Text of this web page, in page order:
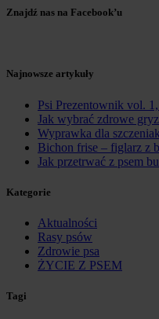
Znajdź nas na Facebook’u
Najnowsze artykuły
Psi Prezentownik vol.
Jak wybrać zdrowe
Wyprawka dla
Bichon frise – figlarz z
Jak przetrwać z psem
Kategorie
Aktualności
Rasy psów
Zdrowie psa
ŻYCIE Z PSEM
Tagi